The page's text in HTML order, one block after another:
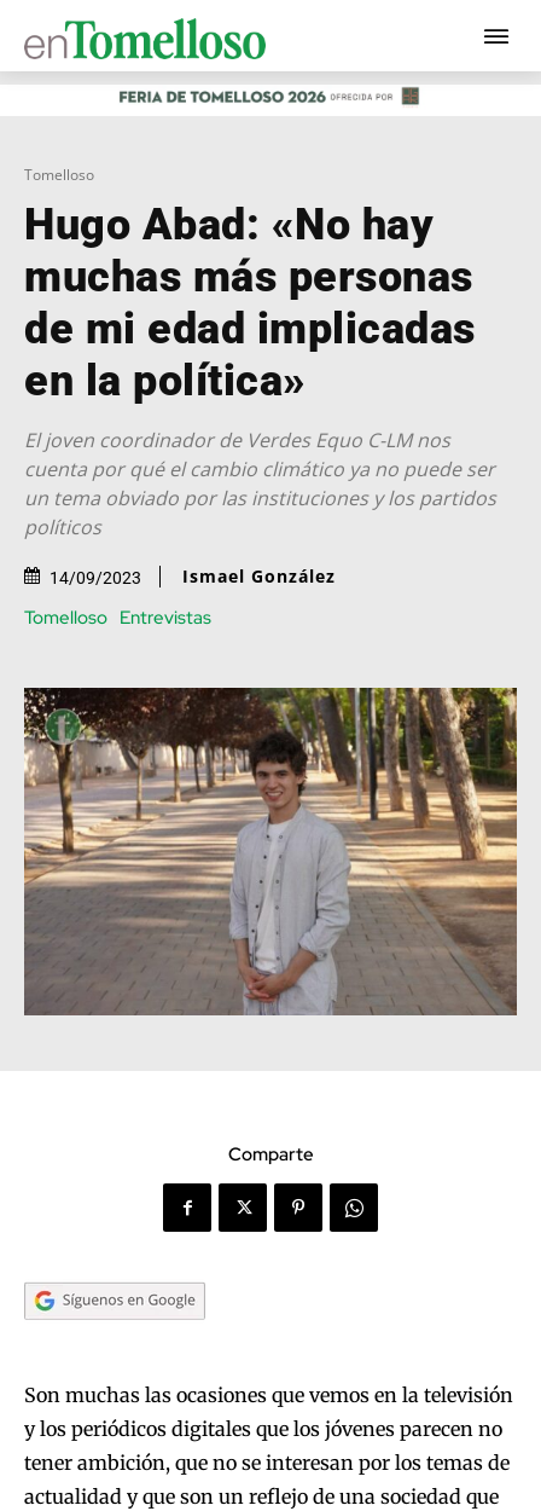
Tomelloso
Hugo Abad: «No hay
muchas más personas
de mi edad implicadas
en la política»
El joven coordinador de Verdes Equo C-LM nos
cuenta por qué el cambio climático ya no puede ser
un tema obviado por las instituciones y los partidos
políticos
14/09/2023 Ismael González
Tomelloso Entrevistas
Comparte
Son muchas las ocasiones que vemos en la televisión
y los periódicos digitales que los jóvenes parecen no
tener ambición, que no se interesan por los temas de
actualidad y que son un reflejo de una sociedad que